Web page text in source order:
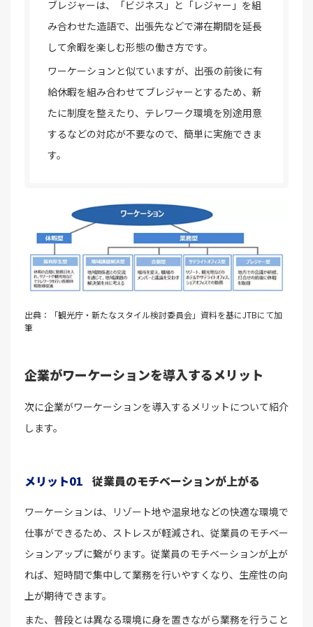
ブレジャーは、「ビジネス」と「レジャー」を組
み合わせた造語で、出張先などで滞在期間を延長
して余暇を楽しむ形態の働き方です。
ワーケーションと似ていますが、出張の前後に有
給休暇を組み合わせてブレジャーとするため、新
たに制度を整えたり、テレワーク環境を別途用意
するなどの対応が不要なので、簡単に実施できま
す。
出典：「観光庁・新たなスタイル検討委員会」資料を基にJTBにて加
筆
企業がワーケーションを導入するメリット
次に企業がワーケーションを導入するメリットについて紹介
します。
メリット01 従業員のモチベーションが上がる
ワーケーションは、リゾート地や温泉地などの快適な環境で
仕事ができるため、ストレスが軽減され、従業員のモチベー
ションアップに繋がります。従業員のモチベーションが上が
れば、短時間で集中して業務を行いやすくなり、生産性の向
上が期待できます。
また、普段とは異なる環境に身を置きながら業務を行うこと